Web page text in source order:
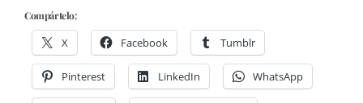
Compártelo:
X Facebook Tumblr
Pinterest LinkedIn WhatsApp